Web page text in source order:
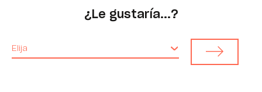
¿Le gustaría...?
Elija